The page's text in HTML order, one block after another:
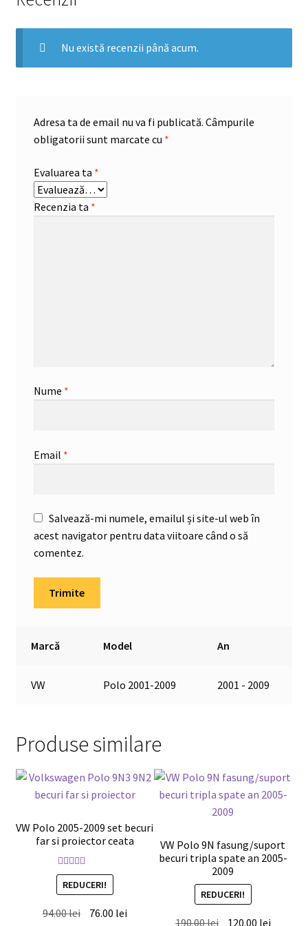
Nu există recenzii până acum.
Adresa ta de email nu va fi publicată. Câmpurile
obligatorii sunt marcate cu *
Evaluarea ta *
Recenzia ta *
Nume *
Email *
Salvează-mi numele, emailul și site-ul web în
acest navigator pentru data viitoare când o să
comentez.
Marcă Model An
VW Polo 2001-2009 2001 - 2009
Produse similare
VW Polo 2005-2009 set becuri
far si proiector ceata
Evaluat la
5.00din 5
REDUCERI!
94.00lei Prețul
76.00 leiPrețul
VW Polo 9N fasung/suport
becuri tripla spate an 2005-
2009
REDUCERI!
190.00lei Prețul
120.00 leiPrețul